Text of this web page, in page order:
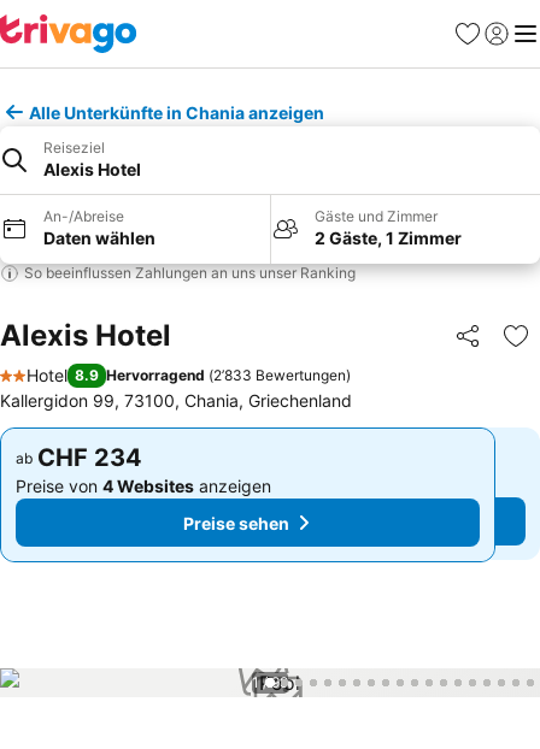
Favoriten
Alle Unterkünfte in Chania anzeigen
Reiseziel
Alexis Hotel
An-/Abreise
Daten wählen
Gäste und Zimmer
2 Gäste, 1 Zimmer
So beeinflussen Zahlungen an uns unser Ranking
Alexis Hotel Teilen
2 Sterne
Hotel 8.9 Hervorragend (2’833 Bewertungen)
Κallergidon 99, 73100, Chania, Griechenland
ab CHF 234
Preise von 4 Websitesanzeigen
Preise sehen
ab CHF 234
Preise von 4 Websites anzeigen
Preise sehen
1 / 99